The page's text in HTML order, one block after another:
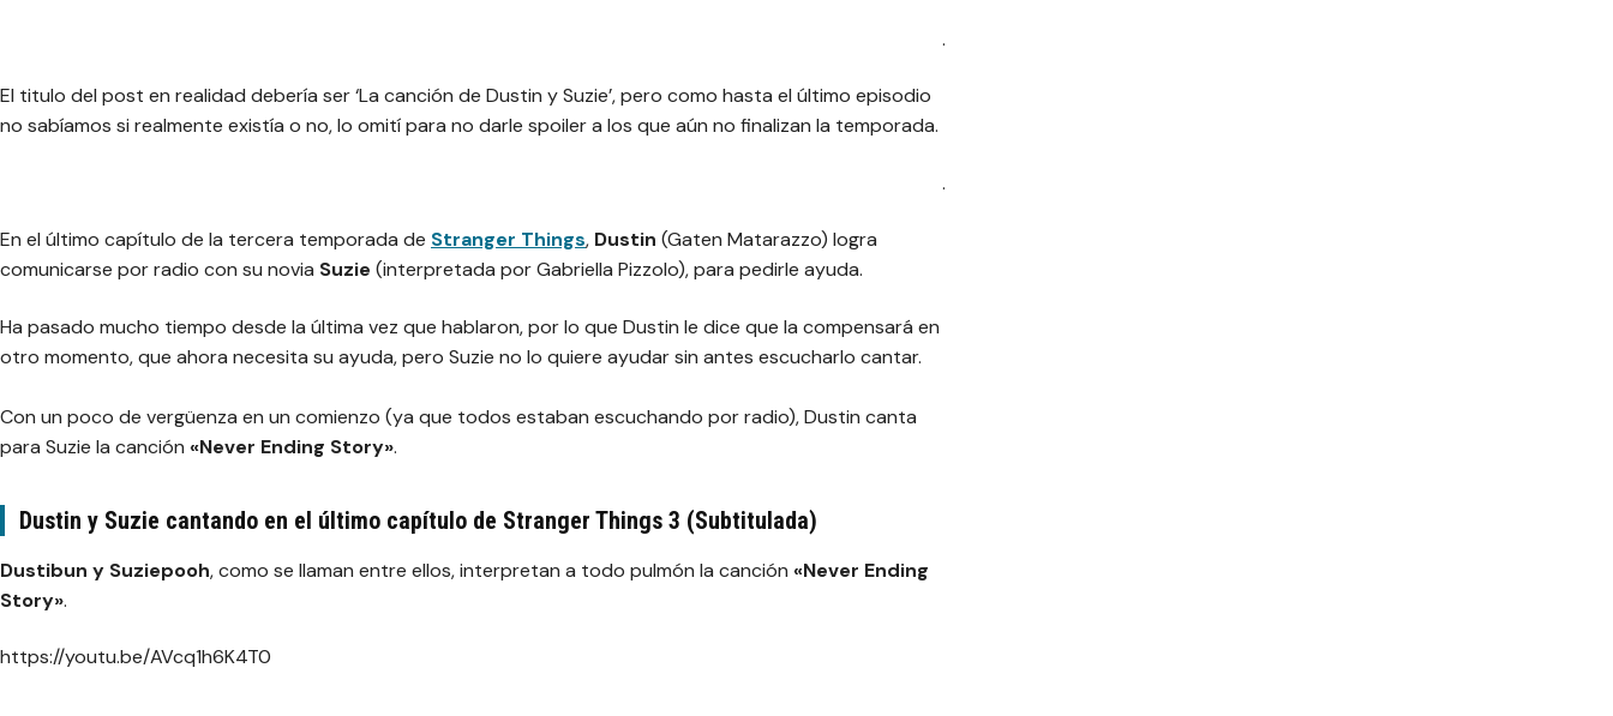
.
El titulo del post en realidad debería ser ‘La canción de Dustin y Suzie’, pero como hasta el último episodio
no sabíamos si realmente existía o no, lo omití para no darle spoiler a los que aún no finalizan la temporada.
.
En el último capítulo de la tercera temporada de Stranger Things, Dustin (Gaten Matarazzo) logra
comunicarse por radio con su novia Suzie (interpretada por Gabriella Pizzolo), para pedirle ayuda.
Ha pasado mucho tiempo desde la última vez que hablaron, por lo que Dustin le dice que la compensará en
otro momento, que ahora necesita su ayuda, pero Suzie no lo quiere ayudar sin antes escucharlo cantar.
Con un poco de vergüenza en un comienzo (ya que todos estaban escuchando por radio), Dustin canta
para Suzie la canción «Never Ending Story».
Dustin y Suzie cantando en el último capítulo de Stranger Things 3 (Subtitulada)
Dustibun y Suziepooh, como se llaman entre ellos, interpretan a todo pulmón la canción «Never Ending
Story».
https://youtu.be/AVcq1h6K4T0